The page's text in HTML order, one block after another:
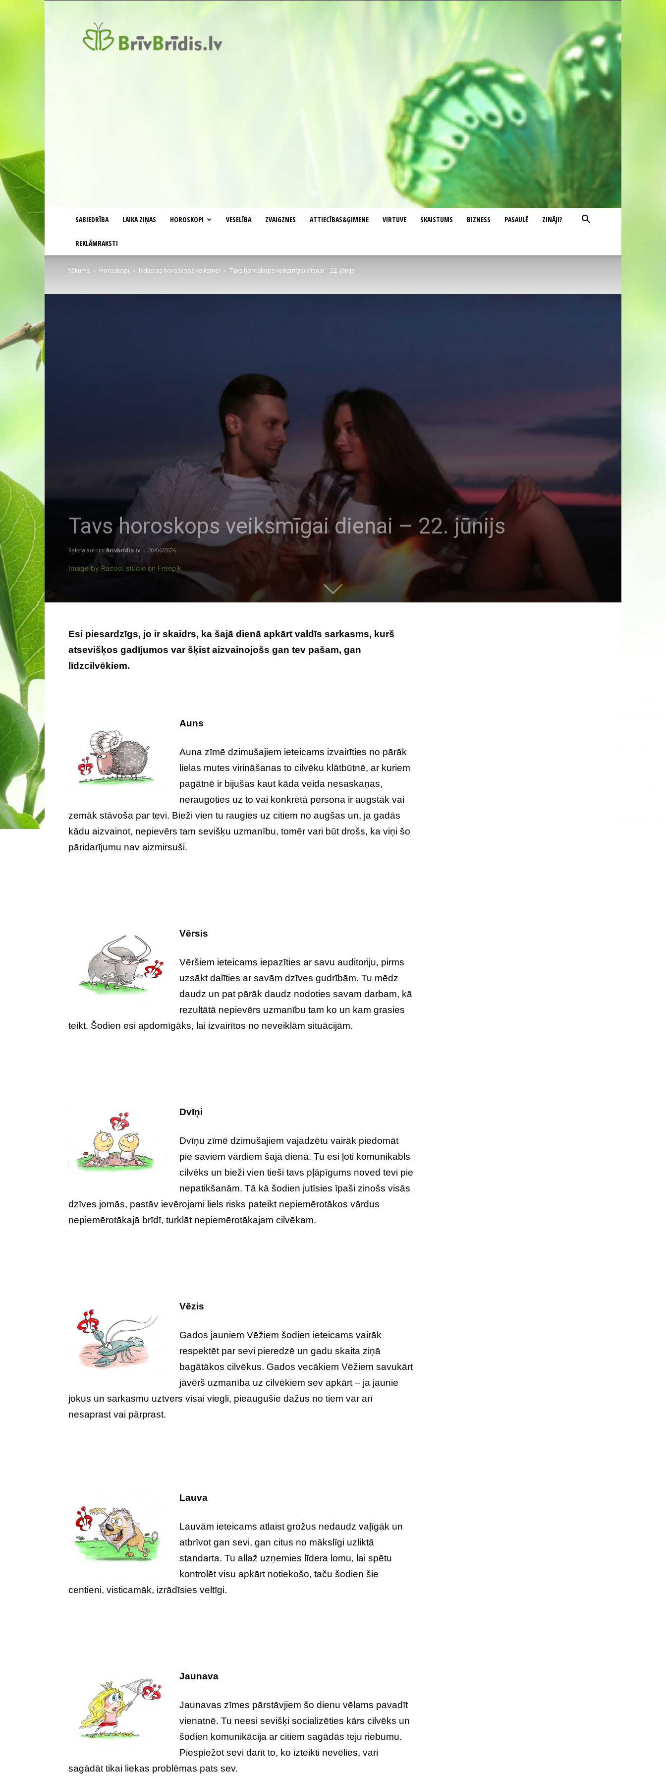
SABIEDRĪBA LAIKA ZIŅAS HOROSKOPI VESELĪBA ZVAIGZNES ATTIECĪBAS&ĢIMENE VIRTUVE SKAISTUMS BIZNESS PASAULĒ ZINĀJI?
REKLĀMRAKSTI
Sākums Horoskopi Ikdienas horoskops veiksmei Tavs horoskops veiksmīgai dienai – 22. jūnijs
Tavs horoskops veiksmīgai dienai – 22. jūnijs
Raksta autors Brivbridis.lv - 20/06/2026
Image by Racool_studio on Freepik
Esi piesardzīgs, jo ir skaidrs, ka šajā dienā apkārt valdīs sarkasms, kurš
atsevišķos gadījumos var šķist aizvainojošs gan tev pašam, gan
līdzcilvēkiem.
Auns
Auna zīmē dzimušajiem ieteicams izvairīties no pārāk
lielas mutes virināšanas to cilvēku klātbūtnē, ar kuriem
pagātnē ir bijušas kaut kāda veida nesaskaņas,
neraugoties uz to vai konkrētā persona ir augstāk vai
zemāk stāvoša par tevi. Bieži vien tu raugies uz citiem no augšas un, ja gadās
kādu aizvainot, nepievērs tam sevišķu uzmanību, tomēr vari būt drošs, ka viņi šo
pāridarījumu nav aizmirsuši.
Vērsis
Vēršiem ieteicams iepazīties ar savu auditoriju, pirms
uzsākt dalīties ar savām dzīves gudrībām. Tu mēdz
daudz un pat pārāk daudz nodoties savam darbam, kā
rezultātā nepievērs uzmanību tam ko un kam grasies
teikt. Šodien esi apdomīgāks, lai izvairītos no neveiklām situācijām.
Dvīņi
Dvīņu zīmē dzimušajiem vajadzētu vairāk piedomāt
pie saviem vārdiem šajā dienā. Tu esi ļoti komunikabls
cilvēks un bieži vien tieši tavs pļāpīgums noved tevi pie
nepatikšanām. Tā kā šodien jutīsies īpaši zinošs visās
dzīves jomās, pastāv ievērojami liels risks pateikt nepiemērotākos vārdus
nepiemērotākajā brīdī, turklāt nepiemērotākajam cilvēkam.
Vēzis
Gados jauniem Vēžiem šodien ieteicams vairāk
respektēt par sevi pieredzē un gadu skaita ziņā
bagātākos cilvēkus. Gados vecākiem Vēžiem savukārt
jāvērš uzmanība uz cilvēkiem sev apkārt – ja jaunie
jokus un sarkasmu uztvers visai viegli, pieaugušie dažus no tiem var arī
nesaprast vai pārprast.
Lauva
Lauvām ieteicams atlaist grožus nedaudz vaļīgāk un
atbrīvot gan sevi, gan citus no mākslīgi uzliktā
standarta. Tu allaž uzņemies līdera lomu, lai spētu
kontrolēt visu apkārt notiekošo, taču šodien šie
centieni, visticamāk, izrādīsies veltīgi.
Jaunava
Jaunavas zīmes pārstāvjiem šo dienu vēlams pavadīt
vienatnē. Tu neesi sevišķi socializēties kārs cilvēks un
šodien komunikācija ar citiem sagādās teju riebumu.
Piespiežot sevi darīt to, ko izteikti nevēlies, vari
sagādāt tikai liekas problēmas pats sev.